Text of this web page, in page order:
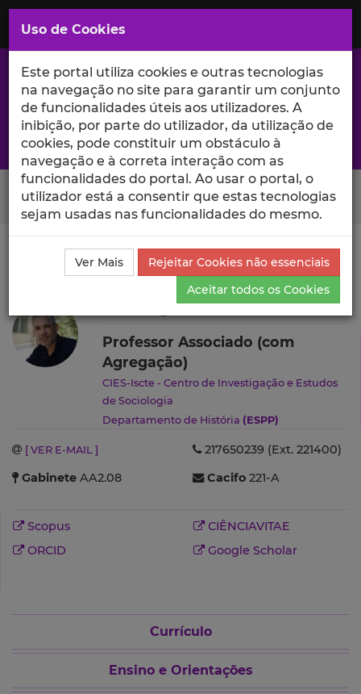
Saltar
para
Conteúdo
Principal
A excelência da investigação e ciência no Iscte
Search Button
Ciência_Iscte Autores Luís Miguel Carolino
Outras
Atividades
Luís Miguel Carolino
Professor Associado (com
Agregação)
CIES-Iscte - Centro de Investigação e Estudos
de Sociologia
Departamento de História (ESPP)
[ VER E-MAIL ]
217650239 (Ext. 221400)
Gabinete AA2.08 Cacifo 221-A
Scopus
CIÊNCIAVITAE
ORCID
Google Scholar
Currículo
Ensino e Orientações
Uso de Cookies
Este portal utiliza cookies e outras tecnologias
na navegação no site para garantir um conjunto
de funcionalidades úteis aos utilizadores. A
inibição, por parte do utilizador, da utilização de
cookies, pode constituir um obstáculo à
navegação e à correta interação com as
funcionalidades do portal. Ao usar o portal, o
utilizador está a consentir que estas tecnologias
sejam usadas nas funcionalidades do mesmo.
Ver Mais
Rejeitar Cookies não essenciais
Aceitar todos os Cookies